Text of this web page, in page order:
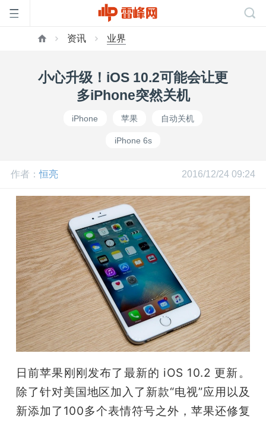
网
公
开
课
活
动
中
资讯 业界
小心升级！iOS 10.2可能会让更
多iPhone突然关机
iPhone 苹果 自动关机
iPhone 6s
作者：恒亮 2016/12/24 09:24
日前苹果刚刚发布了最新的 iOS 10.2 更新。
除了针对美国地区加入了新款“电视”应用以及
新添加了100多个表情符号之外，苹果还修复